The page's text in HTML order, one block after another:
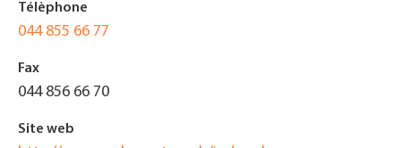
Télèphone
044 855 66 77
Fax
044 856 66 70
Site web